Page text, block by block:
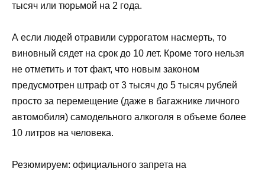
тысяч или тюрьмой на 2 года.
А если людей отравили суррогатом насмерть, то
виновный сядет на срок до 10 лет. Кроме того нельзя
не отметить и тот факт, что новым законом
предусмотрен штраф от 3 тысяч до 5 тысяч рублей
просто за перемещение (даже в багажнике личного
автомобиля) самодельного алкоголя в объеме более
10 литров на человека.
Резюмируем: официального запрета на